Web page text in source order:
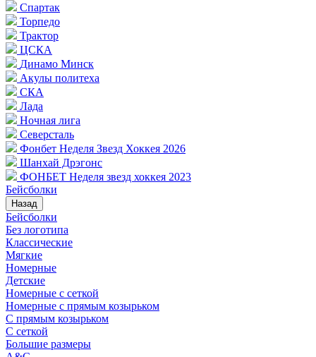
Спартак
Торпедо
Трактор
ЦСКА
Динамо Минск
Акулы политеха
СКА
Лада
Ночная лига
Северсталь
Фонбет Неделя Звезд Хоккея 2026
Шанхай Дрэгонс
ФОНБЕТ Неделя звезд хоккея 2023
Бейсболки
Назад
Бейсболки
Без логотипа
Классические
Мягкие
Номерные
Детские
Номерные с сеткой
Номерные с прямым козырьком
С прямым козырьком
С сеткой
Большие размеры